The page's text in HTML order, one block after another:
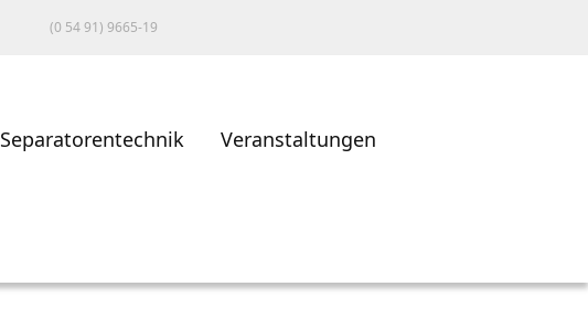
(0 54 91) 9665-19
Separatorentechnik Veranstaltungen